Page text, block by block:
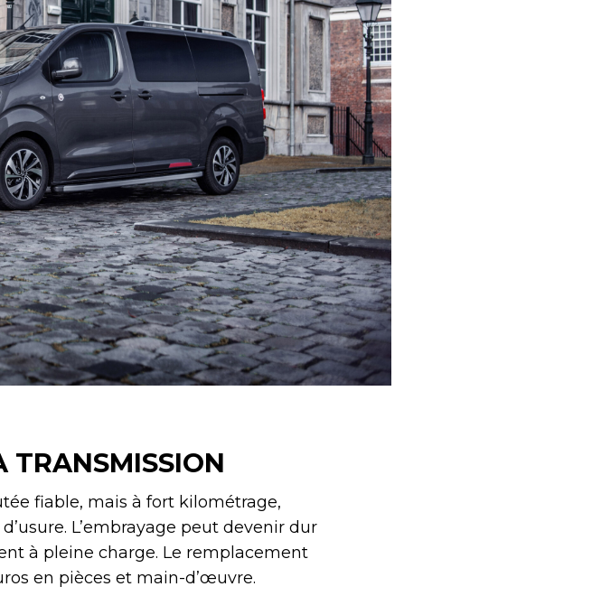
TRANSMISSION
fiable, mais à fort kilométrage,
L’embrayage peut devenir dur
à pleine charge. Le remplacement
en pièces et main-d’œuvre.